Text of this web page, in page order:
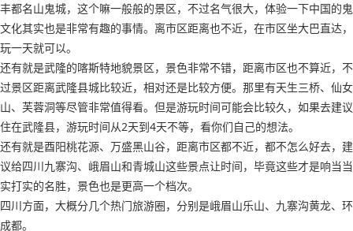
丰都名山鬼城，这个嘛一般般的景区，不过名气很大，体验一下中国的鬼
文化其实也是非常有趣的事情。离市区距离也不近，在市区坐大巴直达，
玩一天就可以。
还有就是武隆的喀斯特地貌景区，景色非常不错，距离市区也不算近，不
过景区距离武隆县城比较近，相对还是比较方便。那里有天生三桥、仙女
山、芙蓉洞等尽管非常值得看。但是游玩时间可能会比较久，如果去建议
住在武隆县，游玩时间从2天到4天不等，看你们自己的想法。
还有就是酉阳桃花源、万盛黑山谷，距离市区都不近，都不怎么好去，建
议给四川九寨沟、峨眉山和青城山这些景点让时间，毕竟这些才是响当当
实打实的名胜，景色也是更高一个档次。
四川方面，大概分几个热门旅游圈，分别是峨眉山乐山、九寨沟黄龙、环
成都。